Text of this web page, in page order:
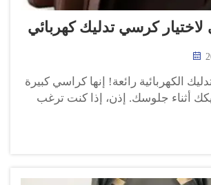
لاختيار كرسي تدليك كهربائي
الكهربائية رائعة! إنها كراسي كبيرة
أثناء جلوسك. إذن، إذا كنت ترغب
الكرسي الكهربائي المناسب
في هذا الدليل الرائع. لماذا تعتبر
رائعة للغاية؟ لذا دعنا ...